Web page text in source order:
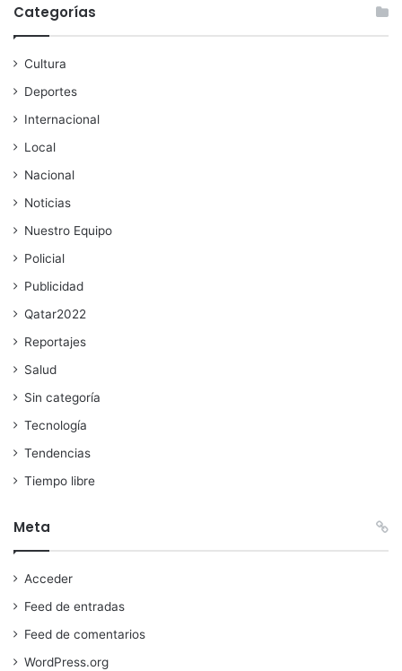
Categorías
Cultura
Deportes
Internacional
Local
Nacional
Noticias
Nuestro Equipo
Policial
Publicidad
Qatar2022
Reportajes
Salud
Sin categoría
Tecnología
Tendencias
Tiempo libre
Meta
Acceder
Feed de entradas
Feed de comentarios
WordPress.org